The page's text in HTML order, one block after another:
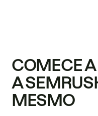
COMECE
A
MESMO